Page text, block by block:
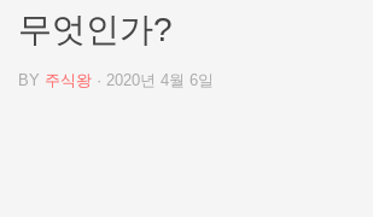
무엇인가?
BY 주식왕 · 2020년 4월 6일